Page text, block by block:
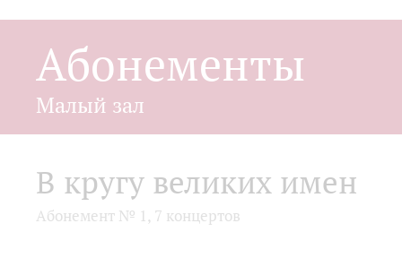
Абонементы
Малый зал
В кругу великих имен
Абонемент № 1, 7 концертов